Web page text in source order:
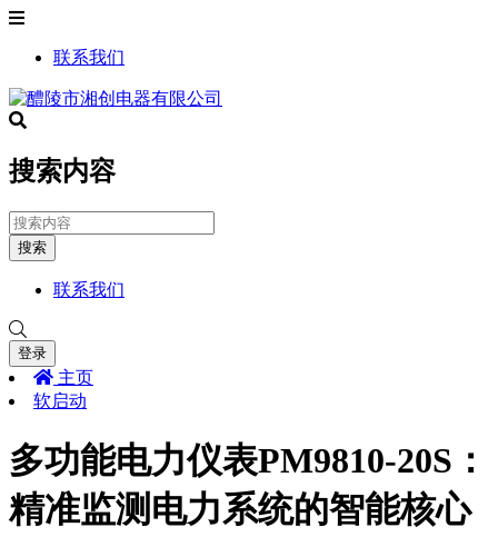
联系我们
搜索内容
搜索
联系我们
登录
主页
软启动
多功能电力仪表PM9810-20S：
精准监测电力系统的智能核心